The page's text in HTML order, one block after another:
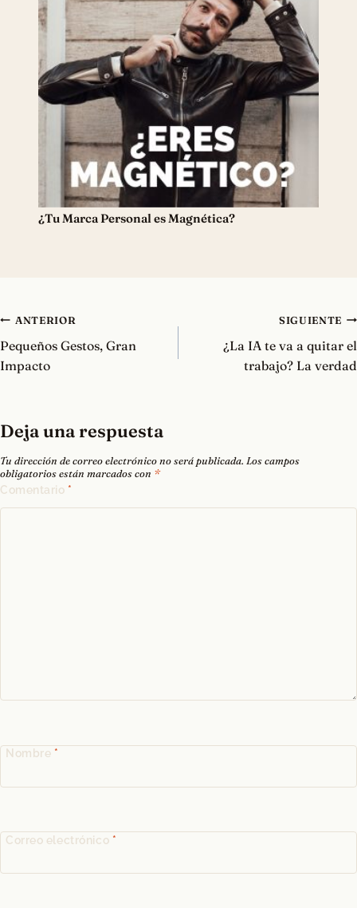
¿Tu Marca Personal es Magnética?
Navegación
de
entradas
ANTERIOR
Pequeños Gestos, Gran
Impacto
SIGUIENTE
¿La IA te va a quitar el
trabajo? La verdad
Deja una respuesta
Tu dirección de correo electrónico no será publicada. Los campos
obligatorios están marcados con *
Comentario *
Nombre *
Correo electrónico *